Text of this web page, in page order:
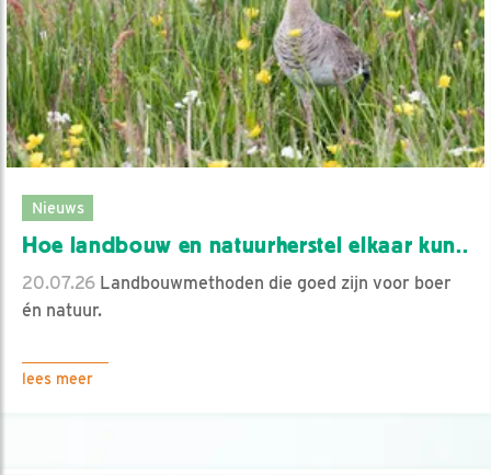
Nieuws
Hoe landbouw en natuurherstel elkaar kun..
20.07.26 Landbouwmethoden die goed zijn voor boer
én natuur.
lees meer